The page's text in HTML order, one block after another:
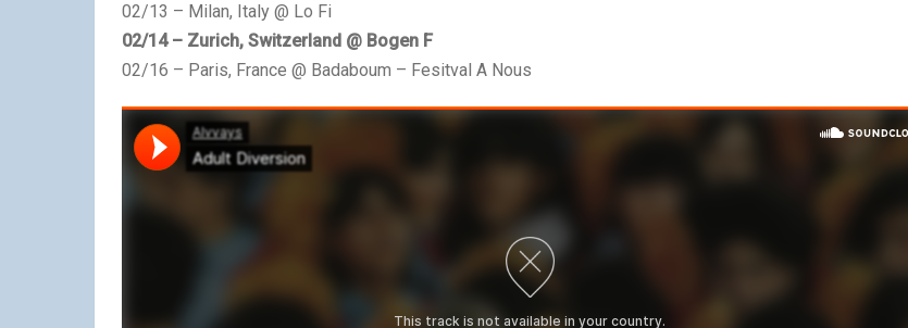
02/13 – Milan, Italy @ Lo Fi
02/14 – Zurich, Switzerland @ Bogen F
02/16 – Paris, France @ Badaboum – Fesitval A Nous